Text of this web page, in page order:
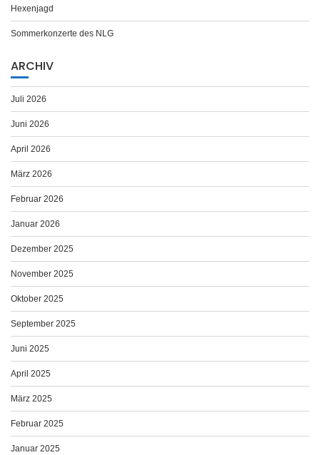
Hexenjagd
Sommerkonzerte des NLG
ARCHIV
Juli 2026
Juni 2026
April 2026
März 2026
Februar 2026
Januar 2026
Dezember 2025
November 2025
Oktober 2025
September 2025
Juni 2025
April 2025
März 2025
Februar 2025
Januar 2025